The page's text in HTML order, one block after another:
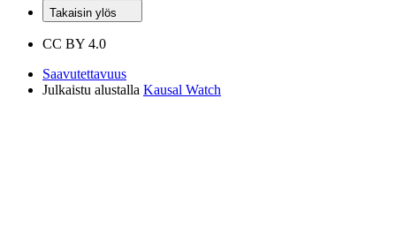
Takaisin ylös
CC BY 4.0
Saavutettavuus
Julkaistu alustalla Kausal Watch